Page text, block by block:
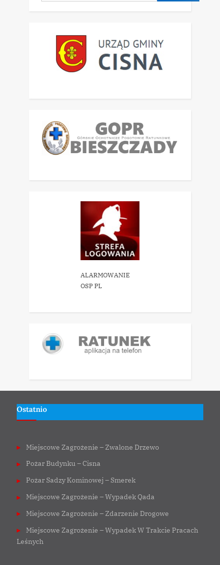
ALARMOWANIE
OSP PL
Ostatnio
Miejscowe Zagrożenie – Zwalone Drzewo
Pożar Budynku – Cisna
Pożar Sadzy Kominowej – Smerek
Miejscowe Zagrożenie – Wypadek Qada
Miejscowe Zagrożenie – Zdarzenie Drogowe
Miejscowe Zagrożenie – Wypadek W Trakcie Pracach
Leśnych